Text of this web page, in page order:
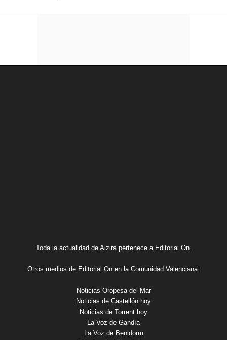
Toda la actualidad de Alzira pertenece a Editorial On.
Otros medios de Editorial On en la Comunidad Valenciana:
Noticias Oropesa del Mar
Noticias de Castellón hoy
Noticias de Torrent hoy
La Voz de Gandía
La Voz de Benidorm